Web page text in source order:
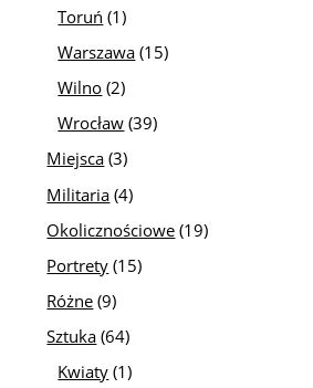
Toruń (1)
Warszawa (15)
Wilno (2)
Wrocław (39)
Miejsca (3)
Militaria (4)
Okolicznościowe (19)
Portrety (15)
Różne (9)
Sztuka (64)
Kwiaty (1)